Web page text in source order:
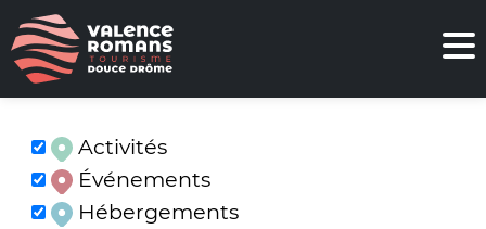
Activités
Événements
Hébergements